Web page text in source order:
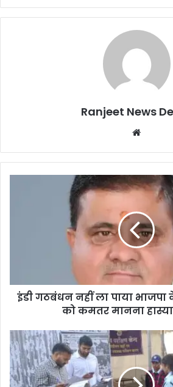
Ranjeet News
te
इंडी गठबंधन नहीं ला पाया भाजपा
को कमतर मानना